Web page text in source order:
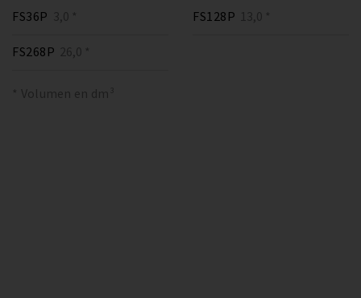
FS36P 3,0 * FS128P 13,0 *
FS268P 26,0 *
* Volumen en dm³